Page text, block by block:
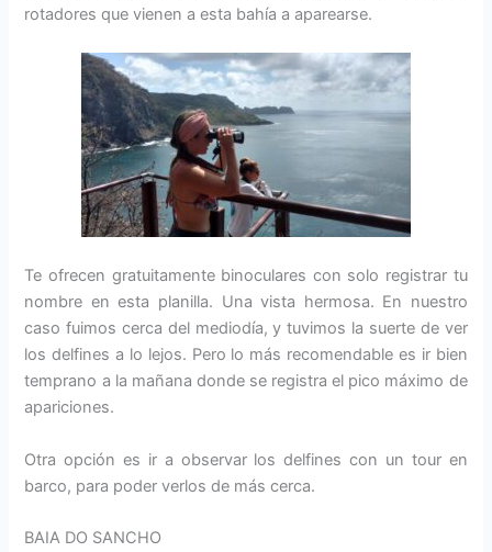
rotadores que vienen a esta bahía a aparearse.
Te ofrecen gratuitamente binoculares con solo registrar tu
nombre en esta planilla. Una vista hermosa. En nuestro
caso fuimos cerca del mediodía, y tuvimos la suerte de ver
los delfines a lo lejos. Pero lo más recomendable es ir bien
temprano a la mañana donde se registra el pico máximo de
apariciones.
Otra opción es ir a observar los delfines con un tour en
barco, para poder verlos de más cerca.
BAIA DO SANCHO